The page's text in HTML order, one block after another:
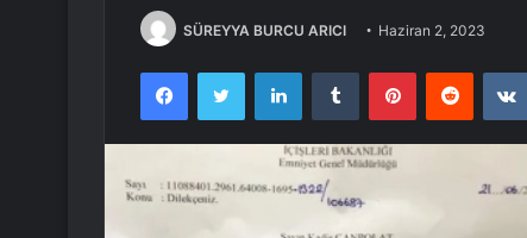
SÜREYYA BURCU ARICI Haziran 2, 2023
FacebookTwitter LinkedInTumblr PinterestReddit